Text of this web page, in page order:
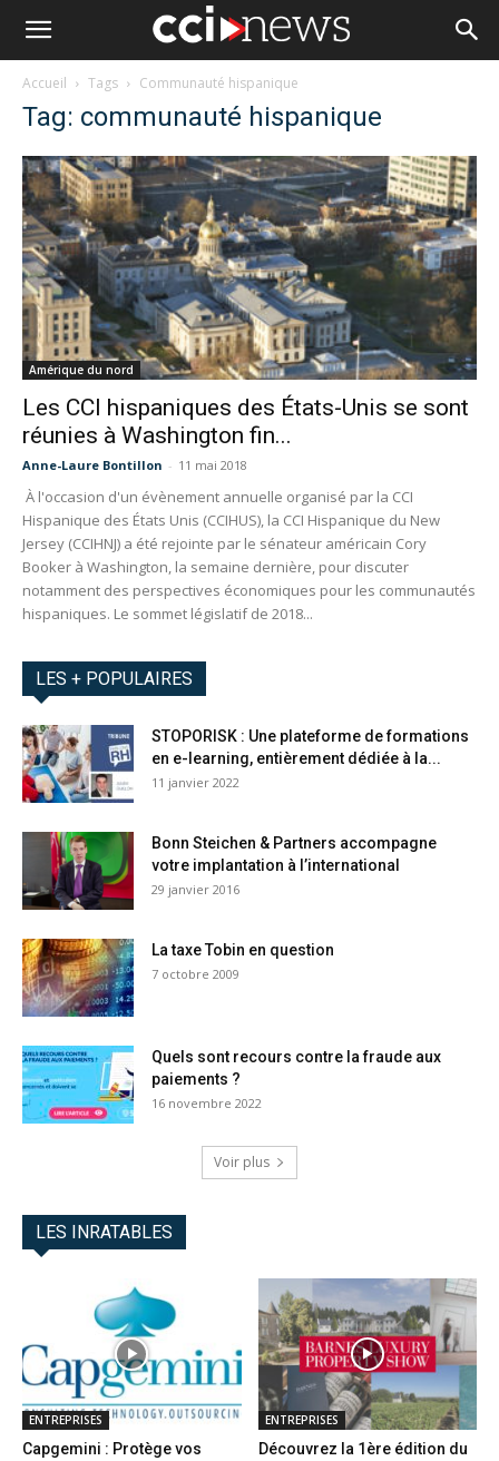
Accueil Tags Communauté hispanique
Tag: communauté hispanique
Amérique du nord
Les CCI hispaniques des États-Unis se sont
réunies à Washington fin...
Anne-Laure Bontillon - 11 mai 2018
À l'occasion d'un évènement annuelle organisé par la CCI
Hispanique des États Unis (CCIHUS), la CCI Hispanique du New
Jersey (CCIHNJ) a été rejointe par le sénateur américain Cory
Booker à Washington, la semaine dernière, pour discuter
notamment des perspectives économiques pour les communautés
hispaniques. Le sommet législatif de 2018...
LES + POPULAIRES
STOPORISK : Une plateforme de formations
en e-learning, entièrement dédiée à la...
11 janvier 2022
Bonn Steichen & Partners accompagne
votre implantation à l’international
29 janvier 2016
La taxe Tobin en question
7 octobre 2009
Quels sont recours contre la fraude aux
paiements ?
16 novembre 2022
Voir plus
LES INRATABLES
ENTREPRISES
Capgemini : Protège vos
ENTREPRISES
Découvrez la 1ère édition du